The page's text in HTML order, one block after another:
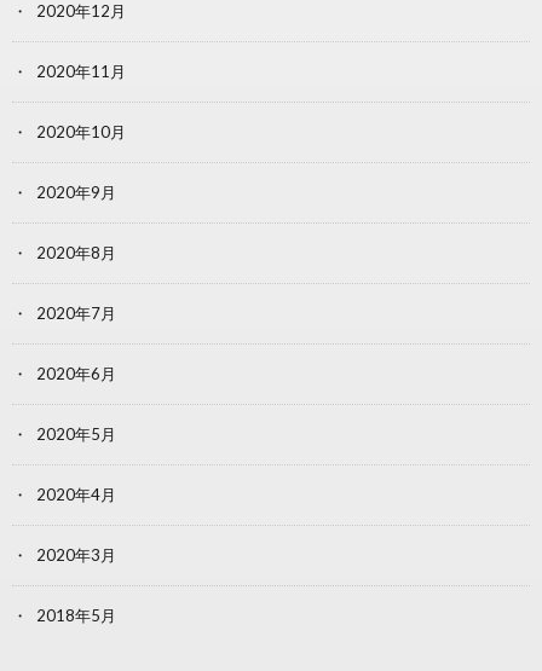
2020年12月
2020年11月
2020年10月
2020年9月
2020年8月
2020年7月
2020年6月
2020年5月
2020年4月
2020年3月
2018年5月